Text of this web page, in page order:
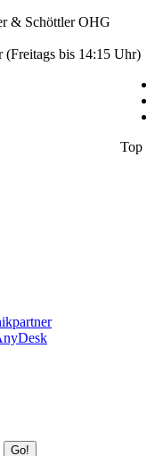
& Schöttler OHG
bis 14:15 Uhr)
Top